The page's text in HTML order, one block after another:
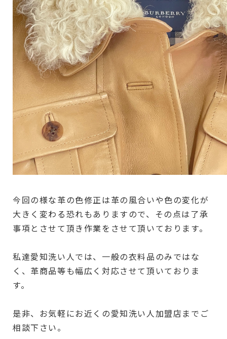
今回の様な革の色修正は革の風合いや色の変化が
大きく変わる恐れもありますので、その点は了承
事項とさせて頂き作業をさせて頂いております。
私達愛知洗い人では、一般の衣料品のみではな
く、革商品等も幅広く対応させて頂いておりま
す。
是非、お気軽にお近くの愛知洗い人加盟店までご
相談下さい。